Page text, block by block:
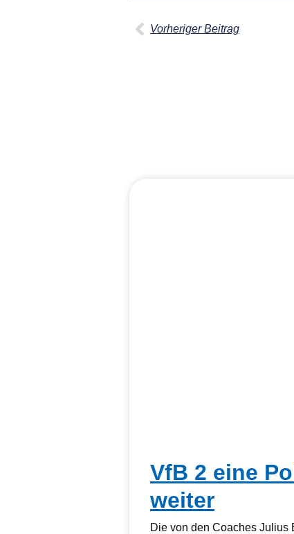
Vorheriger Beitrag
VfB 2 eine
weiter
Die von den Coaches Julius